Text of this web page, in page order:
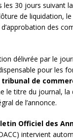
les 30 jours suivant
de liquidation,
des
délivrée par le
pour les
de
le titre du journal, la
de l’annonce.
Officiel des
intervient